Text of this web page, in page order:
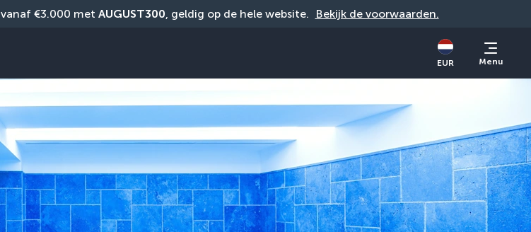
vanaf €3.000 met AUGUST300, geldig op de hele website. Bekijk de voorwaarden.
EUR Menu